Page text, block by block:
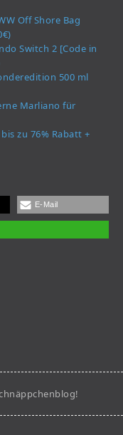
Off Shore Bag
Switch 2 [Code in
500 ml
Marliano für
zu 76% Rabatt +
E-Mail